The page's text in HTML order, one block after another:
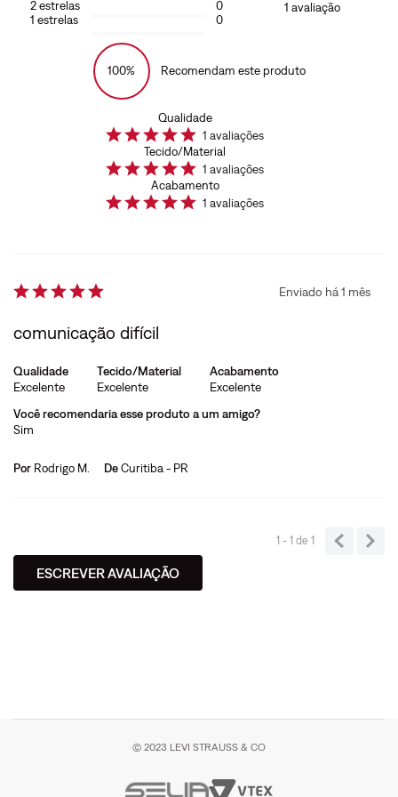
2estrelas
1 estrelas
0
0
1 avaliação
100% Recomendam este produto
Qualidade
1 avaliações
Tecido/Material
1 avaliações
Acabamento
1 avaliações
Enviado há1 mês
comunicação difícil
Qualidade
Excelente
Tecido/Material
Excelente
Acabamento
Excelente
Você recomendaria esse produto a um amigo?
Sim
Por Rodrigo M. DeCuritiba - PR
1 - 1de 1
ESCREVER AVALIAÇÃO
© 2023 LEVI STRAUSS & CO